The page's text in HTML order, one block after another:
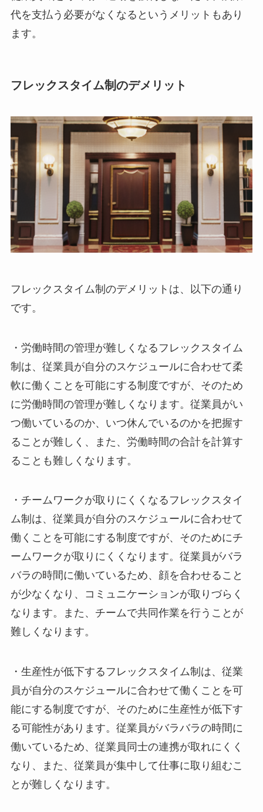
代を支払う必要がなくなるというメリットもあり
ます。
フレックスタイム制のデメリット
フレックスタイム制のデメリット は、以下の通り
です。
・ 労働時間の管理が難しくなる フレックスタイム
制は、従業員が自分のスケジュールに合わせて柔
軟に働くことを可能にする制度ですが、そのため
に労働時間の管理が難しくなります。従業員がい
つ働いているのか、いつ休んでいるのかを把握す
ることが難しく、また、労働時間の合計を計算す
ることも難しくなります。
・ チームワークが取りにくくなる フレックスタイ
ム制は、従業員が自分のスケジュールに合わせて
働くことを可能にする制度ですが、そのためにチ
ームワークが取りにくくなります。従業員がバラ
バラの時間に働いているため、顔を合わせること
が少なくなり、コミュニケーションが取りづらく
なります。また、チームで共同作業を行うことが
難しくなります。
・ 生産性が低下する フレックスタイム制は、従業
員が自分のスケジュールに合わせて働くことを可
能にする制度ですが、そのために生産性が低下す
る可能性があります。従業員がバラバラの時間に
働いているため、従業員同士の連携が取れにくく
なり、また、従業員が集中して仕事に取り組むこ
とが難しくなります。